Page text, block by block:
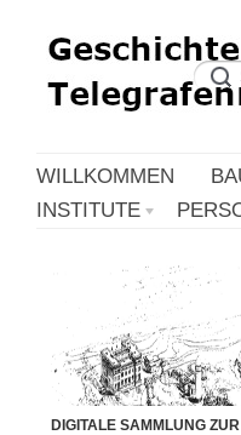
WILLKOMMEN
INSTITUTE
DIGITALE SAMMLUNG